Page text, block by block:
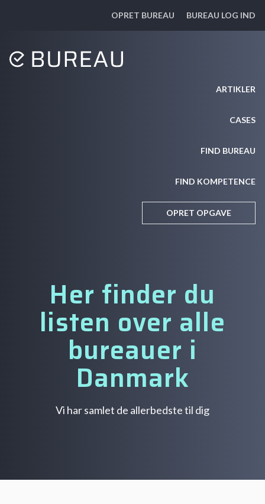
OPRET BUREAU BUREAU LOG IND
ARTIKLER
CASES
FIND BUREAU
FIND KOMPETENCE
OPRET OPGAVE
Her finder du
listen over alle
bureauer i
Danmark
Vi har samlet de allerbedste til dig